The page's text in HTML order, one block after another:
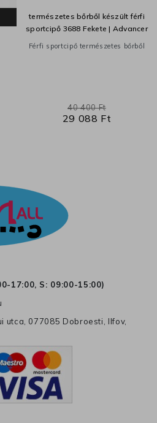
természetes bőrből készült férfi
sportcipő 3688 Fekete | Advancer
Férfi sportcipő természetes bőrből
29 088 Ft
40 400 Ft
17:00, S: 09:00-15:00)
utca, 077085 Dobroesti, Ilfov,